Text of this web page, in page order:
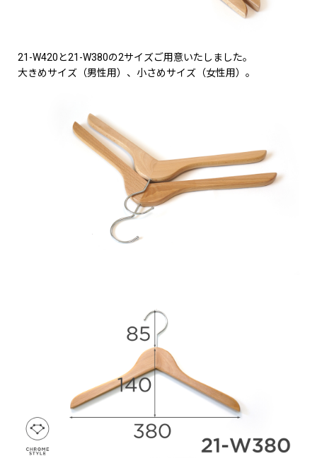
21-W420と21-W380の2サイズご用意いたしました。
大きめサイズ（男性用）、小さめサイズ（女性用）。